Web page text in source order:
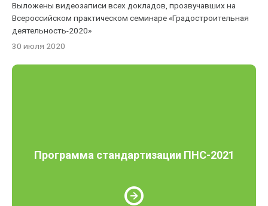
Выложены видеозаписи всех докладов, прозвучавших на
Всероссийском практическом семинаре «Градостроительная
деятельность-2020»
30 июля 2020
Программа стандартизации ПНС-2021